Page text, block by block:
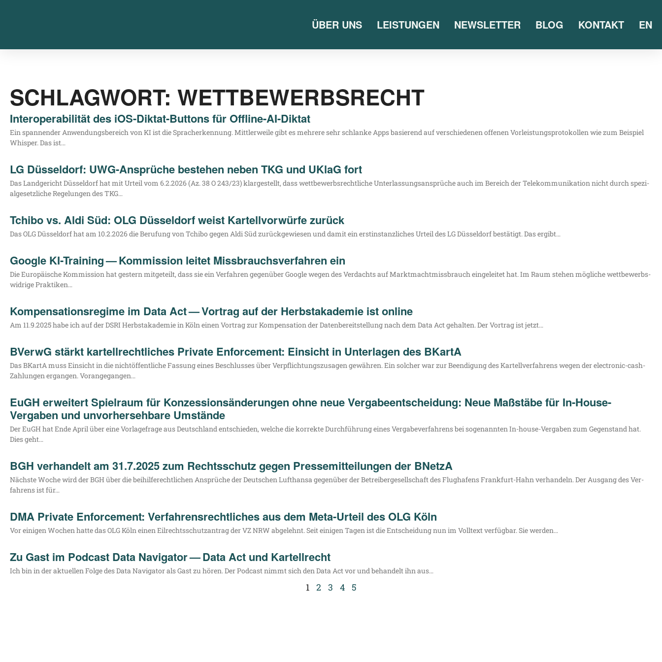
ÜBER UNS LEISTUNGEN NEWSLETTER BLOG KONTAKT EN
SCHLAGWORT: WETTBEWERBSRECHT
Interoperabilität des iOS-Diktat-Buttons für Offline-AI-Diktat
Ein span­nen­der Anwen­dungs­be­reich von KI ist die Sprach­er­ken­nung. Mitt­ler­wei­le gibt es meh­re­re sehr schlan­ke Apps basie­rend auf ver­schie­de­nen offe­nen Vor­leis­tungs­pro­to­kol­len wie zum Bei­spiel
Whisper. Das ist…
LG Düsseldorf: UWG-Ansprüche bestehen neben TKG und UKlaG fort
Das Land­ge­richt Düs­sel­dorf hat mit Urteil vom 6.2.2026 (Az. 38 O 243/23) klar­ge­stellt, dass wett­be­werbs­recht­li­che Unter­las­sungs­an­sprü­che auch im Bereich der Tele­kom­mu­ni­ka­ti­on nicht durch spe­zi­
al­ge­setz­li­che Rege­lun­gen des TKG…
Tchibo vs. Aldi Süd: OLG Düsseldorf weist Kartellvorwürfe zurück
Das OLG Düs­sel­dorf hat am 10.2.2026 die Beru­fung von Tchi­bo gegen Aldi Süd zurück­ge­wie­sen und damit ein erst­in­stanz­li­ches Urteil des LG Düs­sel­dorf bestä­tigt. Das ergibt…
Google KI-Training — Kommission leitet Missbrauchsverfahren ein
Die Euro­päi­sche Kom­mis­si­on hat ges­tern mit­ge­teilt, dass sie ein Ver­fah­ren gegen­über Goog­le wegen des Ver­dachts auf Markt­macht­miss­brauch ein­ge­lei­tet hat. Im Raum ste­hen mög­li­che wett­be­werbs­
wid­ri­ge Praktiken…
Kompensationsregime im Data Act — Vortrag auf der Herbstakademie ist online
Am 11.9.2025 habe ich auf der DSRI Herbst­aka­de­mie in Köln einen Vor­trag zur Kom­pen­sa­ti­on der Daten­be­reit­stel­lung nach dem Data Act gehal­ten. Der Vor­trag ist jetzt…
BVerwG stärkt kartellrechtliches Private Enforcement: Einsicht in Unterlagen des BKartA
Das BKar­tA muss Ein­sicht in die nicht­öf­fent­li­che Fas­sung eines Beschlus­ses über Ver­pflich­tungs­zu­sa­gen gewäh­ren. Ein sol­cher war zur Been­di­gung des Kar­tell­ver­fah­rens wegen der elec­­tro­­nic-cash-
Zah­­lun­­gen ergan­gen. Vorangegangen…
EuGH erweitert Spielraum für Konzessionsänderungen ohne neue Vergabeentscheidung: Neue Maßstäbe für In-House-
Vergaben und unvorhersehbare Umstände
Der EuGH hat Ende April über eine Vor­la­ge­fra­ge aus Deutsch­land ent­schie­den, wel­che die kor­rek­te Durch­füh­rung eines Ver­ga­be­ver­fah­rens bei soge­nann­ten In-house-Ver­­­ga­­ben zum Gegen­stand hat.
Dies geht…
BGH verhandelt am 31.7.2025 zum Rechtsschutz gegen Pressemitteilungen der BNetzA
Nächs­te Woche wird der BGH über die bei­hil­fe­recht­li­chen Ansprü­che der Deut­schen Luft­han­sa gegen­über der Betrei­ber­ge­sell­schaft des Flug­ha­fens Fran­k­­furt-Hahn ver­han­deln. Der Aus­gang des Ver­
fah­rens ist für…
DMA Private Enforcement: Verfahrensrechtliches aus dem Meta-Urteil des OLG Köln
Vor eini­gen Wochen hat­te das OLG Köln einen Eil­rechts­schutz­an­trag der VZ NRW abge­lehnt. Seit eini­gen Tagen ist die Ent­schei­dung nun im Voll­text ver­füg­bar. Sie werden…
Zu Gast im Podcast Data Navigator — Data Act und Kartellrecht
Ich bin in der aktu­el­len Fol­ge des Data Navi­ga­tor als Gast zu hören. Der Pod­cast nimmt sich den Data Act vor und behan­delt ihn aus…
1 2 3 4 5